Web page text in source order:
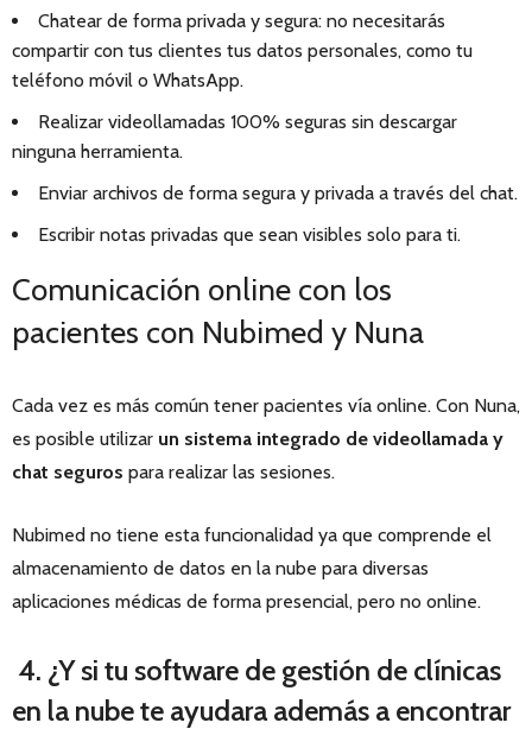
Chatear de forma privada y segura: no necesitarás
compartir con tus clientes tus datos personales, como tu
teléfono móvil o WhatsApp.
Realizar videollamadas 100% seguras sin descargar
ninguna herramienta.
Enviar archivos de forma segura y privada a través del chat.
Escribir notas privadas que sean visibles solo para ti.
Comunicación online con los
pacientes con Nubimed y Nuna
Cada vez es más común tener pacientes vía online. Con Nuna,
es posible utilizar un sistema integrado de videollamada y
chat seguros para realizar las sesiones.
Nubimed no tiene esta funcionalidad ya que comprende el
almacenamiento de datos en la nube para diversas
aplicaciones médicas de forma presencial, pero no online.
4. ¿Y si tu software de gestión de clínicas
en la nube te ayudara además a encontrar